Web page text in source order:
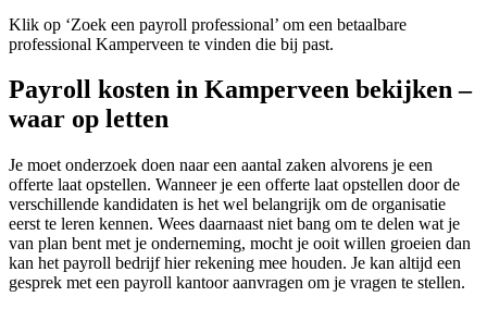
Klik op ‘Zoek een payroll professional’ om een betaalbare
professional Kamperveen te vinden die bij past.
Payroll kosten in Kamperveen bekijken –
waar op letten
Je moet onderzoek doen naar een aantal zaken alvorens je een
offerte laat opstellen. Wanneer je een offerte laat opstellen door de
verschillende kandidaten is het wel belangrijk om de organisatie
eerst te leren kennen. Wees daarnaast niet bang om te delen wat je
van plan bent met je onderneming, mocht je ooit willen groeien dan
kan het payroll bedrijf hier rekening mee houden. Je kan altijd een
gesprek met een payroll kantoor aanvragen om je vragen te stellen.